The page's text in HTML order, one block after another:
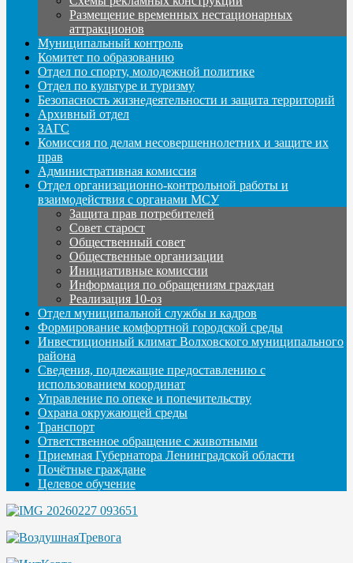
Размещение временных нестационарных
аттракционов
Муниципальный контроль
Комитет по образованию
Отдел по спорту, молодежной политике
Отдел по культуре и туризму
Безопасность жизнедеятельности и защита территорий
Архивный отдел
ЗАГС
Комиссия по делам несовершеннолетних и защите их
прав
Административная комиссия
Отдел организационно-контрольной работы и
взаимодействия с органами МСУ
Защита прав потребителей
Совет старост
Общественный совет
Общественные организации
Инициативные комиссии
Информация по обращениям граждан
Реализация 10-оз
Отдел муниципальной службы и кадров
Формирование комфортной городской среды
Инвестиционный климат Волховского муниципального
района
Сведения, подлежащие предоставлению с
использованием координат
Управление по опеке и попечительству
Охрана окружающей среды
Транспорт
Ответственное обращение с животными
Приемная Губернатора Ленинградской области
Почётные граждане
Целевое обучение